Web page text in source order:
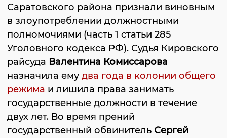
Саратовского района признали виновным
в злоупотреблении должностными
полномочиями (часть 1 статьи 285
Уголовного кодекса РФ). Судья Кировского
райсуда Валентина Комиссарова
назначила ему два года в колонии общего
режима и лишила права занимать
государственные должности в течение
двух лет. Во время прений
государственный обвинитель Сергей